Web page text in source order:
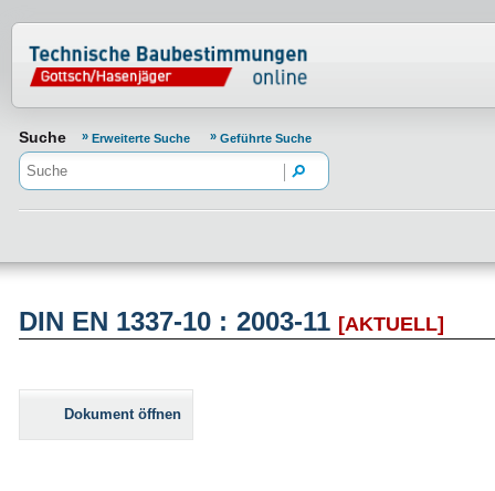
Normenportal Barrierefreiheit
Suche Erweiterte Suche Geführte Suche
DIN EN 1337-10 : 2003-11 [AKTUELL]
Dokument öffnen